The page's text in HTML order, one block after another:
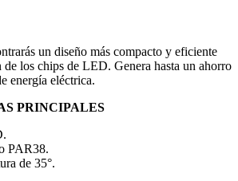
un diseño más compacto y eficiente
de los chips de LED. Genera hasta un ahorro
energía eléctrica.
PRINCIPALES
PAR38.
de 35°.